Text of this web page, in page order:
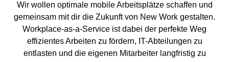
Wir wollen optimale mobile Arbeitsplätze schaffen und
gemeinsam mit dir die Zukunft von New Work gestalten.
Workplace-as-a-Service ist dabei der perfekte Weg
effizientes Arbeiten zu fördern, IT-Abteilungen zu
entlasten und die eigenen Mitarbeiter langfristig zu